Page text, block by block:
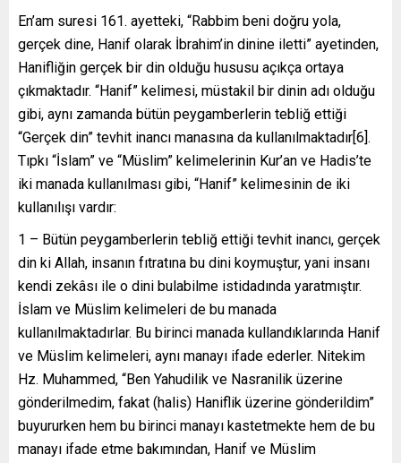
En’am suresi 161. ayetteki, “Rabbim beni doğru yola,
gerçek dine, Hanif olarak İbrahim’in dinine iletti” ayetinden,
Hanifliğin gerçek bir din olduğu hususu açıkça ortaya
çıkmaktadır. “Hanif” kelimesi, müstakil bir dinin adı olduğu
gibi, aynı zamanda bütün peygamberlerin tebliğ ettiği
“Gerçek din” tevhit inancı manasına da kullanılmaktadır[6].
Tıpkı “İslam” ve “Müslim” kelimelerinin Kur’an ve Hadis’te
iki manada kullanılması gibi, “Hanif” kelimesinin de iki
kullanılışı vardır:
1 – Bütün peygamberlerin tebliğ ettiği tevhit inancı, gerçek
din ki Allah, insanın fıtratına bu dini koymuştur, yani insanı
kendi zekâsı ile o dini bulabilme istidadında yaratmıştır.
İslam ve Müslim kelimeleri de bu manada
kullanılmaktadırlar. Bu birinci manada kullandıklarında Hanif
ve Müslim kelimeleri, aynı manayı ifade ederler. Nitekim
Hz. Muhammed, “Ben Yahudilik ve Nasranilik üzerine
gönderilmedim, fakat (halis) Haniflik üzerine gönderildim”
buyururken hem bu birinci manayı kastetmekte hem de bu
manayı ifade etme bakımından, Hanif ve Müslim